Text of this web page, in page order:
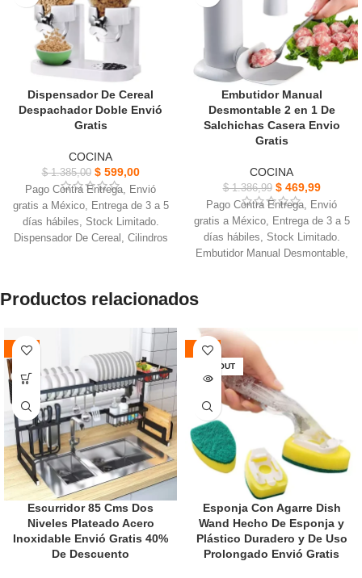
Dispensador De Cereal
Despachador Doble Envió
Gratis
COCINA
$1.385,00 $599,00
Pago Contra Entrega, Envió
gratis a México, Entrega de 3 a 5
días hábiles, Stock Limitado.
Dispensador De Cereal, Cilindros
cilindros y mantener frescos los
Base de Poliuretano, Acabado
que es ideal para que no se
mueva el utensilio donde se
servirá.
Su diseño permite la sanidad del
producto guardado, dispensado y
manipulación.
Embutidor Manual
Desmontable 2 en 1 De
Salchichas Casera Envio
Gratis
COCINA
$1.386,99 $469,99
Pago Contra Entrega, Envió
gratis a México, Entrega de 3 a 5
días hábiles, Stock Limitado.
Embutidor Manual Desmontable,
Diámetro más grande, carga más
de manera eficiente.
Fácil montar y operar, poner el
relleno de carne, poner la
carcasa en el tubo, presionar y
atar.
Hecho de material de
polipropileno apto para alimentos,
adecuado hacer salchichas, etc.
Productos relacionados
-40%
Escurridor 85 Cms Dos
Niveles Plateado Acero
Inoxidable Envió Gratis 40%
De Descuento
-39%
SOLD OUT
Esponja Con Agarre Dish
Wand Hecho De Esponja y
Plástico Duradero y De Uso
Prolongado Envió Gratis